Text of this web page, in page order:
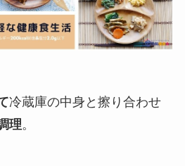
冷蔵庫の中身と擦り合わせ
理。